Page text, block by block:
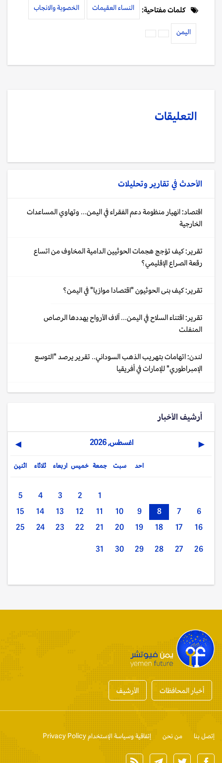
كلمات مفتاحية: النساء العقيمات الخصوبة والانجاب
اليمن
التعليقات
الأحدث في تقارير وتحليلات
اقتصاد: انهيار منظومة دعم الفقراء في اليمن... وتهاوي المساعدات
الخارجية
تقرير: كيف تؤجج هجمات الحوثيين الدامية المخاوف من اتساع
رقعة الصراع الإقليمي؟
تقرير: كيف بنى الحوثيون "اقتصادا موازيا" في اليمن؟
تقرير: اقتناء السلاح في اليمن... آلاف الأرواح يهددها الرصاص
المنفلت
لندن: اتهامات بتهريب الذهب السوداني.. تقرير يرصد "التوسع
الإمبراطوري" للإمارات في أفريقيا
أرشيف الأخبار
◀ اغسطس, 2026 ▶
اثنين ثلاثاء اربعاء خميس جمعة سبت احد
1
2
3
4
5
6
7
8
9
10
11
12
13
14
15
16
17
18
19
20
21
22
23
24
25
26
27
28
29
30
31
أخبار المحافظات الأرشيف
إتصل بنا من نحن إتفاقية وسياسة الإستخدام Privacy Policy